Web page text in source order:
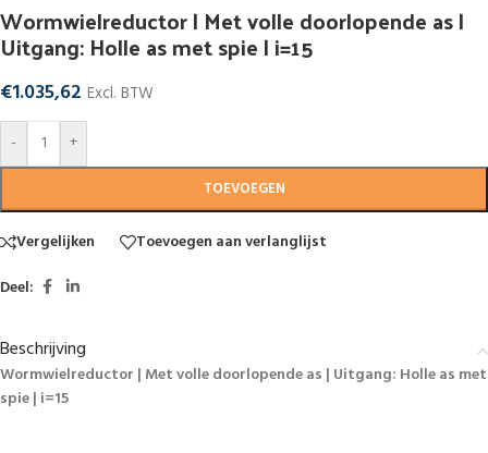
Wormwielreductor | Met volle doorlopende as |
Uitgang: Holle as met spie | i=15
€1.035,62 Excl. BTW
-
+
TOEVOEGEN
Vergelijken
Toevoegen aan verlanglijst
Deel:
Beschrijving
Wormwielreductor | Met volle doorlopende as | Uitgang: Holle as met
spie | i=15